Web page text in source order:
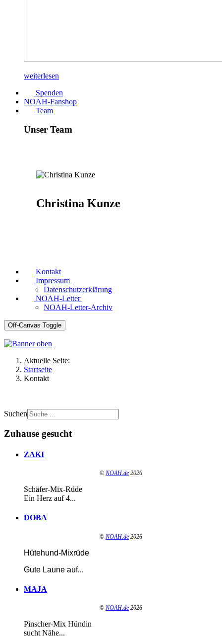
weiterlesen
Spenden
NOAH-Fanshop
Team
Unser Team
Christina Kunze
Kontakt
Impressum
Datenschutzerklärung
NOAH-Letter
NOAH-Letter-Archiv
Off-Canvas Toggle
Aktuelle Seite:
Startseite
Kontakt
Suchen
Zuhause gesucht
ZAKI
© NOAH.de 2026
Schäfer-Mix-Rüde
Ein Herz auf 4...
DOBA
© NOAH.de 2026
Hütehund-Mixrüde
Gute Laune auf...
MAJA
© NOAH.de 2026
Pinscher-Mix Hündin
sucht Nähe...